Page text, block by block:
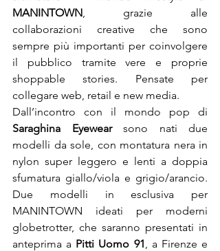
MANINTOWN, grazie alle
collaborazioni creative che sono
sempre più importanti per coinvolgere
il pubblico tramite vere e proprie
shoppable stories. Pensate per
collegare web, retail e new media.
Saraghina Eyewear sono nati due
modelli da sole, con montatura nera in
nylon super leggero e lenti a doppia
sfumatura giallo/viola e grigio/arancio.
Due modelli in esclusiva per
MANINTOWN ideati per moderni
globetrotter, che saranno presentati in
anteprima a Pitti Uomo 91, a Firenze e